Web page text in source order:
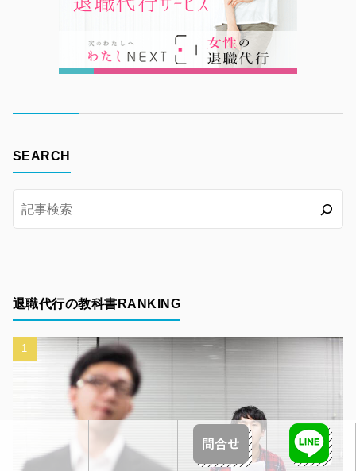
SEARCH
退職代行の教科書RANKING